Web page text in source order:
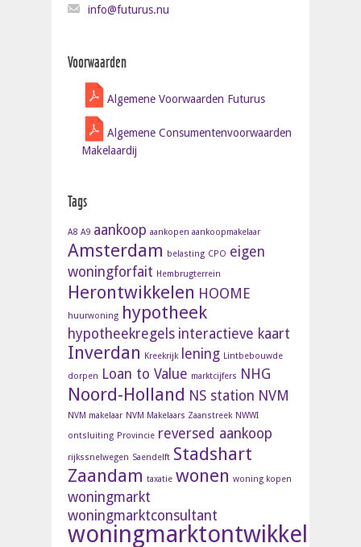
info@futurus.nu
Voorwaarden
Algemene Voorwaarden Futurus
Algemene Consumentenvoorwaarden
Makelaardij
Tags
A8 A9 aankoop aankopen aankoopmakelaar
Amsterdam belasting CPO eigen
woningforfait Hembrugterrein
Herontwikkelen HOOME
huurwoning hypotheek
hypotheekregels interactieve kaart
Inverdan Kreekrijk lening Lintbebouwde
dorpen
Loan to Value marktcijfers NHG
Noord-Holland NS station NVM
NVM makelaar NVM Makelaars Zaanstreek NWWI
ontsluiting Provincie reversed aankoop
rijkssnelwegen Saendelft Stadshart
Zaandam taxatie wonen woning kopen
woningmarkt
woningmarktconsultant